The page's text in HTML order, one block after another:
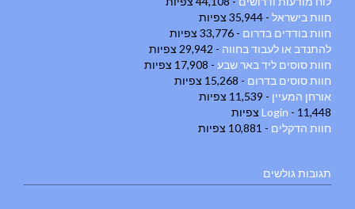
חוות בישראל - 35,944 צפיות
חוות בודדים בדרום - 33,776 צפיות
להתנדב או לעבוד בחווה - 29,942 צפיות
חוות סוסים ליד באר שבע - 17,908 צפיות
חוות סוסים בדרום - 15,268 צפיות
אורחן המעיין - 11,539 צפיות
Login - 11,448 צפיות
חוות הדקלים - 10,881 צפיות
תגובות גולשים